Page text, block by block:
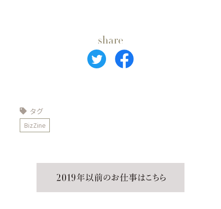
タグ
BizZine